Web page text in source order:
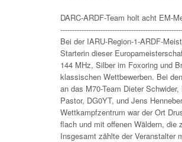
DARC-ARDF-Team holt acht EM-
Bei der IARU-Region-1-ARDF-
Starterin dieser
144 MHz, Silber im Foxoring und
klassischen Wettbewerben. Bei
an das M70-Team Dieter
Pastor, DG0YT, und Jens
Wettkampfzentrum war der Ort
flach und mit offenen Wäldern, die
Insgesamt zählte der Veranstalter